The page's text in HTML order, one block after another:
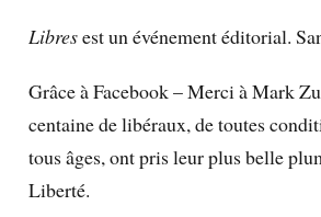
Libresest un événement éditorial.
Grâce à Facebook – Merci à Mark
centaine de libéraux, de toutes
tous âges, ont pris leur plus belle
Liberté.